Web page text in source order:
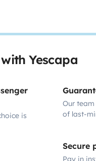
Yescapa
is
Our
of last-
Secure
Pay in